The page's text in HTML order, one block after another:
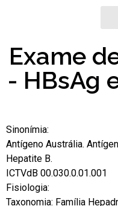
Exame
- HBsAg
Sinonímia:
Antígeno Austrália.
Hepatite B.
ICTVdB 00.030.0.01.001
Fisiologia:
Taxonomia: Família